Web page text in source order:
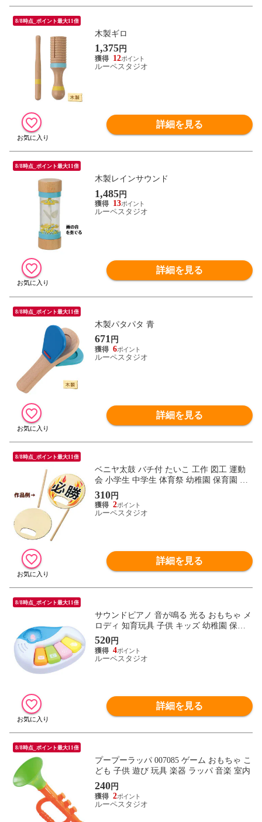
8/8時点_ポイント最大11倍
木製ギロ
1,375円
12
ルーペスタジオ
詳細を見る
8/8時点_ポイント最大11倍
木製レインサウンド
1,485円
13
ルーペスタジオ
詳細を見る
8/8時点_ポイント最大11倍
木製パタパタ 青
671 円
6
ルーペスタジオ
詳細を見る
8/8時点_ポイント最大11倍
ベニヤ太鼓 バチ付 たいこ 工作 図工 運動
会 小学生 中学生 体育祭 幼稚園 保育園 応
援 演技 祭り
310円
2
ルーペスタジオ
詳細を見る
8/8時点_ポイント最大11倍
サウンドピアノ 音が鳴る 光る おもちゃ メ
ロディ 知育玩具 子供 キッズ 幼稚園 保育
園 室内 遊び 単3電池付属 電池交換可能
520円
4
ルーペスタジオ
詳細を見る
8/8時点_ポイント最大11倍
プープーラッパ 007085 ゲーム おもちゃ こ
ども 子供 遊び 玩具 楽器 ラッパ 音楽 室内
240円
2
ルーペスタジオ